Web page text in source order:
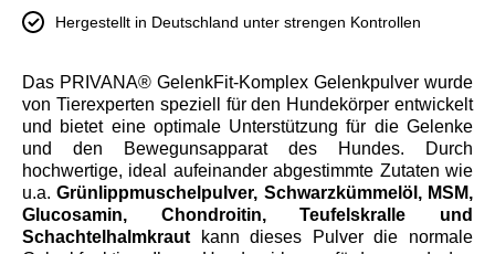
Hergestellt in Deutschland unter strengen Kontrollen
Das PRIVANA® GelenkFit-Komplex Gelenkpulver wurde
von Tierexperten speziell für den Hundekörper entwickelt
und bietet eine optimale Unterstützung für die Gelenke
und den Bewegunsapparat des Hundes. Durch
hochwertige, ideal aufeinander abgestimmte Zutaten wie
u.a.Grünlippmuschelpulver, Schwarzkümmelöl, MSM,
Glucosamin, Chondroitin, Teufelskralle und
Schachtelhalmkrautkann dieses Pulver die normale